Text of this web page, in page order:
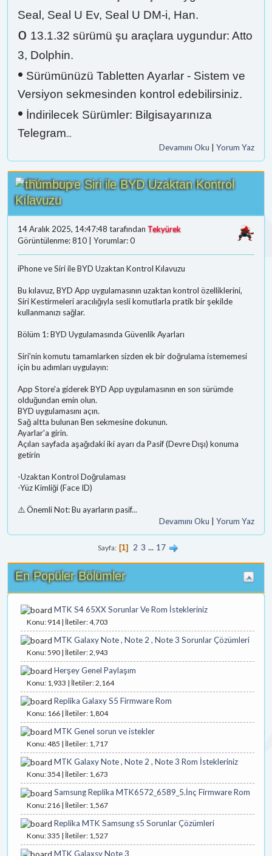
Seal, Seal U Ev, Seal U DM-i, Han.
o 13.1.32 sürümü şu araçlara uygundur: Atto
3, Dolphin.
• Sürümünüzü Tabletten Ayarlar - Sistem ve
Versiyon sekmesinden kontrol edebilirsiniz.
• İndirilecek Sürümler: Bilgisayarınıza
Telegram...
Devamını Oku
Yorum Yaz
iPhone ve Siri ile BYD Uzaktan Kontrol
Kılavuzu
14 Aralık 2025, 14:47:48 tarafından Tekyürek
Görüntülenme: 810 | Yorumlar: 0
iPhone ve Siri ile BYD Uzaktan Kontrol Kılavuzu
Bu kılavuz, BYD App uygulamasının uzaktan kontrol özelliklerini,
Siri Kestirmeleri aracılığıyla sesli komutlarla pratik bir şekilde
kullanmanızı sağlar.
Bölüm 1: BYD Uygulamasında Güvenlik Ayarları
Siri'nin komutu tamamlarken sizden ek bir doğrulama istememesi
için bu adımları uygulayın:
App Store'a giderek BYD App uygulamasının en son sürümde
olduğundan emin olun.
BYD uygulamasını açın.
Sağ altta bulunan Ben sekmesine dokunun.
Ayarlar'a girin.
Açılan sayfada aşağıdaki iki ayarı da Pasif (Devre Dışı) konuma
getirin
-Uzaktan Kontrol Doğrulaması
-Yüz Kimliği (Face ID)
⚠️ Önemli Not: Bu ayarların pasif...
Devamını Oku
Yorum Yaz
Sayfa 1 2 3 ... 17
En Popüler Bölümler
MTK S4 65XX Sorunlar Ve Rom İstekleriniz
Konu: 914 | İletiler: 4,703
MTK Galaxy Note , Note 2 , Note 3 Sorunlar Çözümleri
Konu: 590 | İletiler: 2,943
Herşey Genel Paylaşım
Konu: 1,933 | İletiler: 2,164
Replika Galaxy S5 Firmware Rom
Konu: 166 | İletiler: 1,804
MTK Genel sorun ve istekler
Konu: 485 | İletiler: 1,717
MTK Galaxy Note , Note 2 , Note 3 Rom İstekleriniz
Konu: 354 | İletiler: 1,673
Samsung Replika MTK6572_6589_5.İnç Firmware Rom
Konu: 216 | İletiler: 1,567
Replika MTK Samsung s5 Sorunlar Çözümleri
Konu: 335 | İletiler: 1,527
MTK Galaxsy Note 3